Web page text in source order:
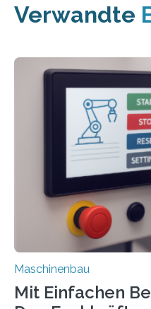
Verwandte
Maschinenbau
Mit Einfachen